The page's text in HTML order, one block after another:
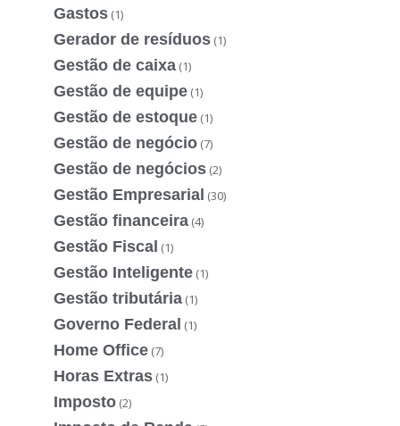
Gastos (1)
Gerador de resíduos (1)
Gestão de caixa (1)
Gestão de equipe (1)
Gestão de estoque (1)
Gestão de negócio (7)
Gestão de negócios (2)
Gestão Empresarial (30)
Gestão financeira (4)
Gestão Fiscal (1)
Gestão Inteligente (1)
Gestão tributária (1)
Governo Federal (1)
Home Office (7)
Horas Extras (1)
Imposto (2)